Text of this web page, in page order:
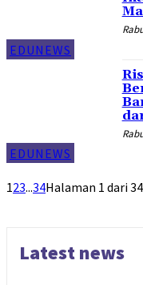
EDUNEWS
EDUNEWS
123...34Halaman 1 dari 34
Latest news